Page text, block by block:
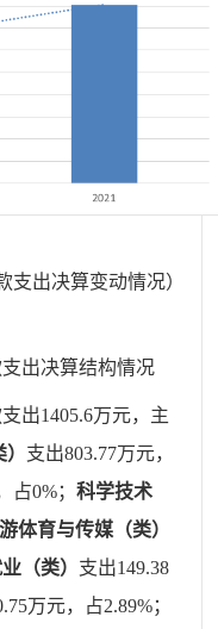
支出决算变动情况）
出决算结构情况
出1405.6万元，主
支出803.77万元，
占0%；科学技术
体育与传媒（类）
（类） 支出149.38
万元，占2.89%；